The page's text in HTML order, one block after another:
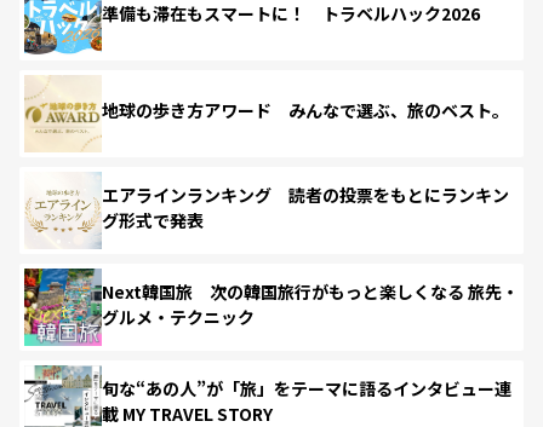
準備も滞在もスマートに！ トラベルハック2026
地球の歩き方アワード みんなで選ぶ、旅のベスト。
エアラインランキング 読者の投票をもとにランキン
グ形式で発表
Next韓国旅 次の韓国旅行がもっと楽しくなる 旅先・
グルメ・テクニック
旬な“あの人”が「旅」をテーマに語るインタビュー連
載 MY TRAVEL STORY